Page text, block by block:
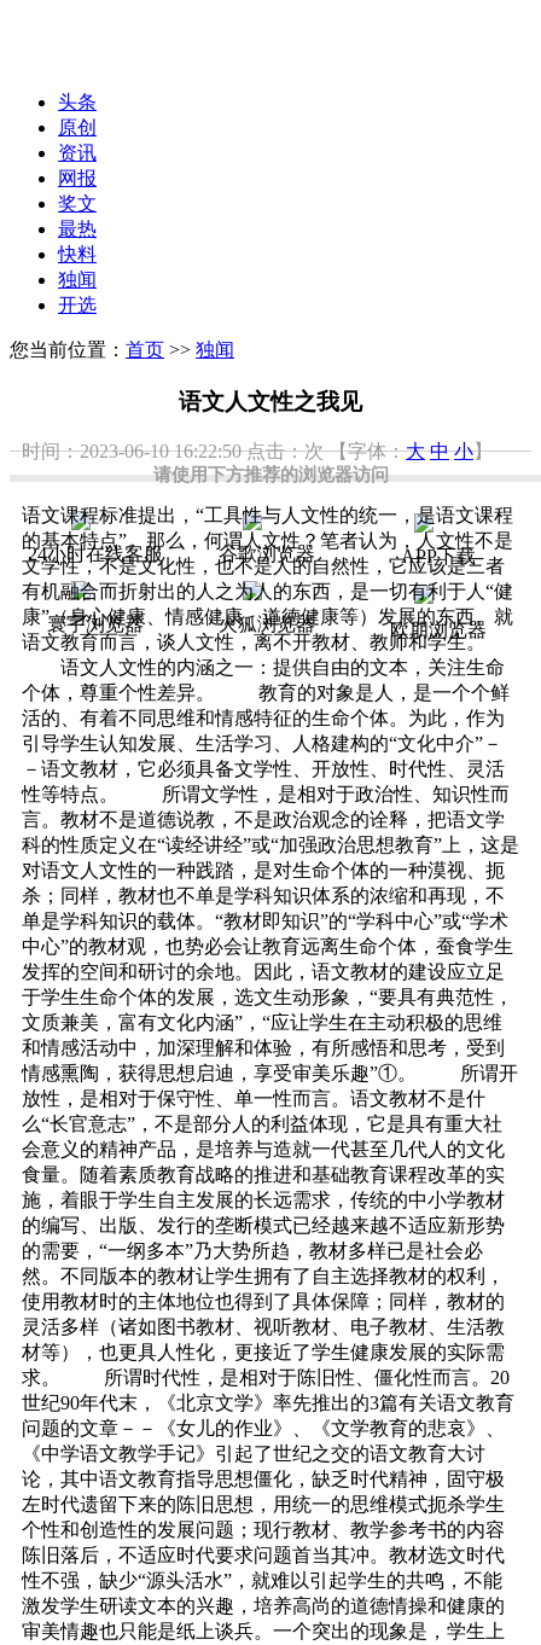
请使用下方推荐的浏览器访问
24小时在线客服 谷歌浏览器 APP下载
寰宇浏览器 火狐浏览器 欧朋浏览器
头条
原创
资讯
网报
奖文
最热
快料
独闻
开选
您当前位置： 首页 >> 独闻
语文人文性之我见
时间：2023-06-10 16:22:50点击：次 【字体：大 中 小】
语文课程标准提出，“工具性与人文性的统一，是语文课程
的基本特点”。那么，何谓人文性？笔者认为，人文性不是
文学性，不是文化性，也不是人的自然性，它应该是三者
有机融合而折射出的人之为人的东西，是一切有利于人“健
康”（身心健康、情感健康、道德健康等）发展的东西。就
语文教育而言，谈人文性，离不开教材、教师和学生。
语文人文性的内涵之一：提供自由的文本，关注生命
个体，尊重个性差异。 教育的对象是人，是一个个鲜
活的、有着不同思维和情感特征的生命个体。为此，作为
引导学生认知发展、生活学习、人格建构的“文化中介”－
－语文教材，它必须具备文学性、开放性、时代性、灵活
性等特点。 所谓文学性，是相对于政治性、知识性而
言。教材不是道德说教，不是政治观念的诠释，把语文学
科的性质定义在“读经讲经”或“加强政治思想教育”上，这是
对语文人文性的一种践踏，是对生命个体的一种漠视、扼
杀；同样，教材也不单是学科知识体系的浓缩和再现，不
单是学科知识的载体。“教材即知识”的“学科中心”或“学术
中心”的教材观，也势必会让教育远离生命个体，蚕食学生
发挥的空间和研讨的余地。因此，语文教材的建设应立足
于学生生命个体的发展，选文生动形象，“要具有典范性，
文质兼美，富有文化内涵”，“应让学生在主动积极的思维
和情感活动中，加深理解和体验，有所感悟和思考，受到
情感熏陶，获得思想启迪，享受审美乐趣”①。 所谓开
放性，是相对于保守性、单一性而言。语文教材不是什
么“长官意志”，不是部分人的利益体现，它是具有重大社
会意义的精神产品，是培养与造就一代甚至几代人的文化
食量。随着素质教育战略的推进和基础教育课程改革的实
施，着眼于学生自主发展的长远需求，传统的中小学教材
的编写、出版、发行的垄断模式已经越来越不适应新形势
的需要，“一纲多本”乃大势所趋，教材多样已是社会必
然。不同版本的教材让学生拥有了自主选择教材的权利，
使用教材时的主体地位也得到了具体保障；同样，教材的
灵活多样（诸如图书教材、视听教材、电子教材、生活教
材等），也更具人性化，更接近了学生健康发展的实际需
求。 所谓时代性，是相对于陈旧性、僵化性而言。20
世纪90年代末，《北京文学》率先推出的3篇有关语文教育
问题的文章－－《女儿的作业》、《文学教育的悲哀》、
《中学语文教学手记》引起了世纪之交的语文教育大讨
论，其中语文教育指导思想僵化，缺乏时代精神，固守极
左时代遗留下来的陈旧思想，用统一的思维模式扼杀学生
个性和创造性的发展问题；现行教材、教学参考书的内容
陈旧落后，不适应时代要求问题首当其冲。教材选文时代
性不强，缺少“源头活水”，就难以引起学生的共鸣，不能
激发学生研读文本的兴趣，培养高尚的道德情操和健康的
审美情趣也只能是纸上谈兵。一个突出的现象是，学生上